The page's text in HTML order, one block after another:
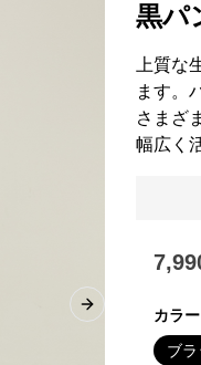
Next slide
黒パ
上質な
ます。
さまざ
幅広く
カラー
ブラ